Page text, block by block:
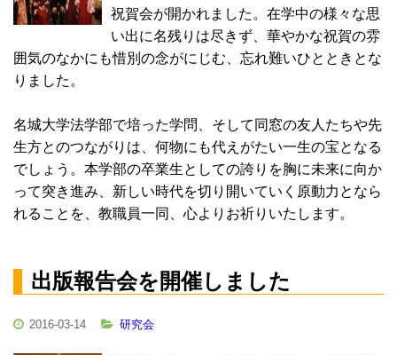
祝賀会が開かれました。在学中の様々な思
い出に名残りは尽きず、華やかな祝賀の雰
囲気のなかにも惜別の念がにじむ、忘れ難いひとときとな
りました。
名城大学法学部で培った学問、そして同窓の友人たちや先
生方とのつながりは、何物にも代えがたい一生の宝となる
でしょう。本学部の卒業生としての誇りを胸に未来に向か
って突き進み、新しい時代を切り開いていく原動力となら
れることを、教職員一同、心よりお祈りいたします。
出版報告会を開催しました
2016-03-14 研究会